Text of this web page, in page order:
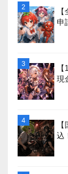
申
現
込